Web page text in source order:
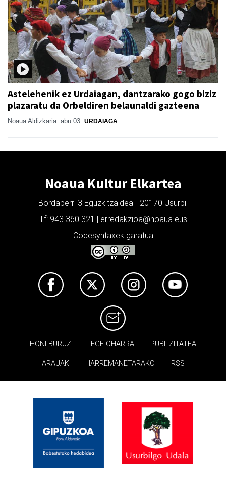
Astelehenik ez Urdaiagan, dantzarako gogo biziz
plazaratu da Orbeldiren belaunaldi gazteena
Noaua Aldizkaria abu 03 URDAIAGA
Noaua Kultur Elkartea
Bordaberri 3 Eguzkitzaldea - 20170 Usurbil
Tf: 943 360 321 | erredakzioa@noaua.eus
Codesyntaxek garatua
HONI BURUZ LEGE OHARRA PUBLIZITATEA
ARAUAK HARREMANETARAKO RSS